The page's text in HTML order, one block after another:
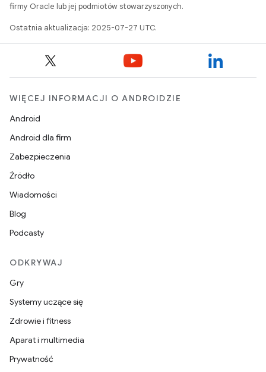
firmy Oracle lub jej podmiotów stowarzyszonych.
Ostatnia aktualizacja: 2025-07-27 UTC.
WIĘCEJ INFORMACJI O ANDROIDZIE
Android
Android dla firm
Zabezpieczenia
Źródło
Wiadomości
Blog
Podcasty
ODKRYWAJ
Gry
Systemy uczące się
Zdrowie i fitness
Aparat i multimedia
Prywatność